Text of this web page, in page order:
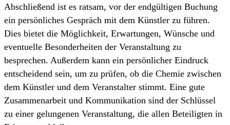
Abschließend ist es ratsam, vor der endgültigen Buchung
ein persönliches Gespräch mit dem Künstler zu führen.
Dies bietet die Möglichkeit, Erwartungen, Wünsche und
eventuelle Besonderheiten der Veranstaltung zu
besprechen. Außerdem kann ein persönlicher Eindruck
entscheidend sein, um zu prüfen, ob die Chemie zwischen
dem Künstler und dem Veranstalter stimmt. Eine gute
Zusammenarbeit und Kommunikation sind der Schlüssel
zu einer gelungenen Veranstaltung, die allen Beteiligten in